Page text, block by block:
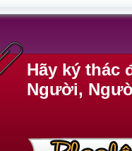
Hãy ký thác
Người,